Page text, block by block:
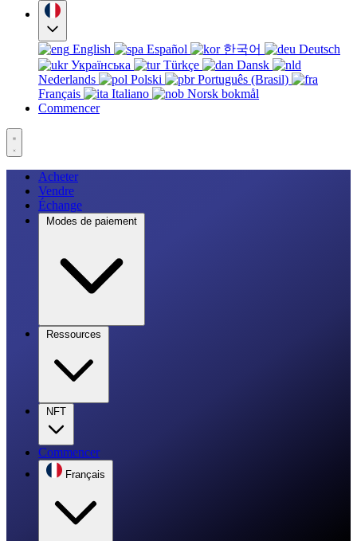
English Español 한국어
Deutsch
Українська
Türkçe
Dansk
Nederlands
Polski
Português (Brasil)
Français
Italiano
Norsk bokmål
Commencer
Acheter
Vendre
Échange
Modes de paiement
Ressources
NFT
Commencer
Français